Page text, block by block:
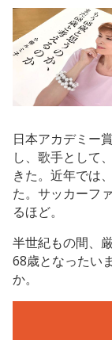
日本アカデミー
し、歌手として
きた。近年では
た。サッカーフ
るほど。
半世紀もの間、
68歳となったい
か。